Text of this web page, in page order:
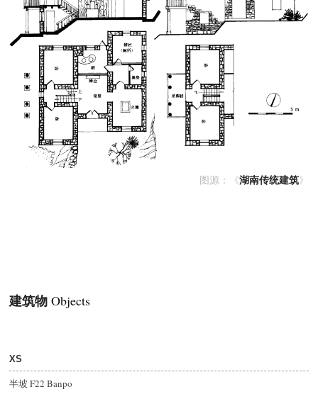
图源： 《湖南传统建筑》
建筑物Objects
XS
半坡 F22 Banpo